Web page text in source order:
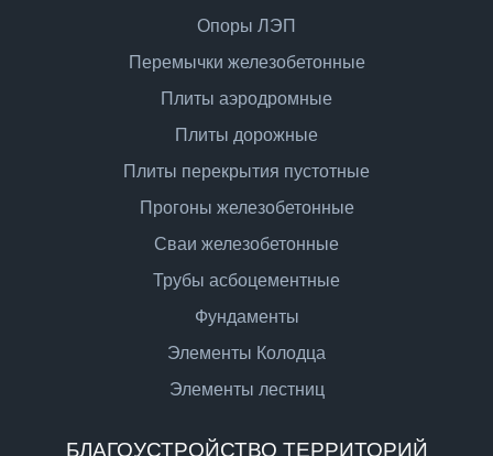
Опоры ЛЭП
Перемычки железобетонные
Плиты аэродромные
Плиты дорожные
Плиты перекрытия пустотные
Прогоны железобетонные
Сваи железобетонные
Трубы асбоцементные
Фундаменты
Элементы Колодца
Элементы лестниц
БЛАГОУСТРОЙСТВО ТЕРРИТОРИЙ